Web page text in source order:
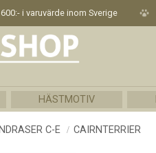
i varuvärde inom Sverige
HÄSTMOTIV
C-E CAIRNTERRIER